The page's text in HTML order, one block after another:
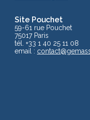
Site Pouchet
59-61 rue Pouchet
75017 Paris
tél. +33 1 40 25 11 08
email :